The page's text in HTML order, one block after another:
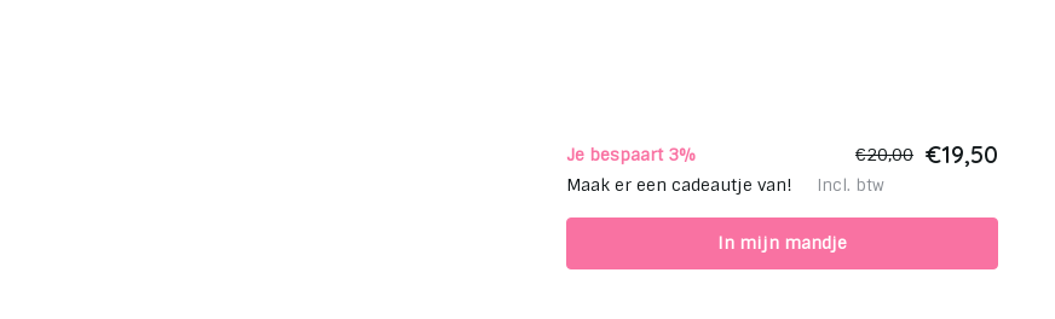
Je bespaart 3% €20,00 €19,50
Maak er een cadeautje van! Incl. btw
In mijn mandje